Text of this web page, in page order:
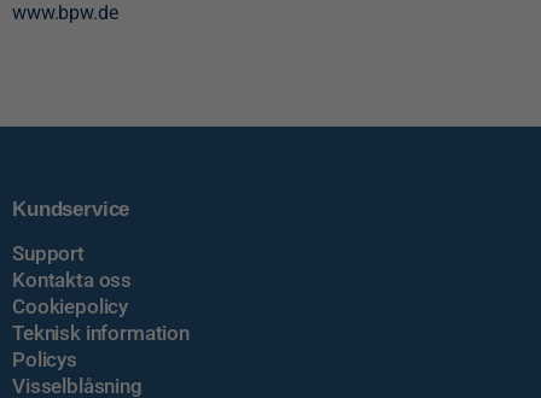
www.bpw.de
Kundservice
Support
Kontakta oss
Cookiepolicy
Teknisk information
Policys
Visselblåsning